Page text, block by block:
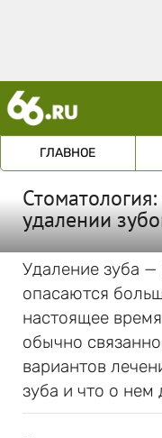
ГЛАВНОЕ
удалении
Удаление зуба
опасаются
настоящее
обычно
вариантов
зуба и что о нем